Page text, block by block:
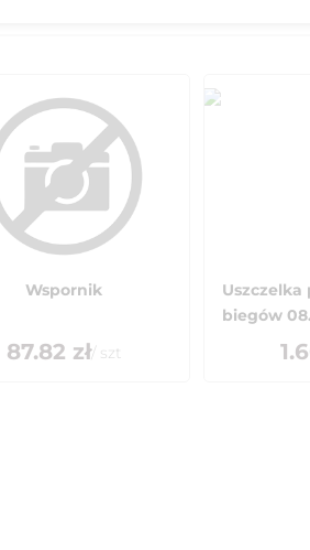
Wspornik
87.82 zł/ szt
Uszczelka
biegów